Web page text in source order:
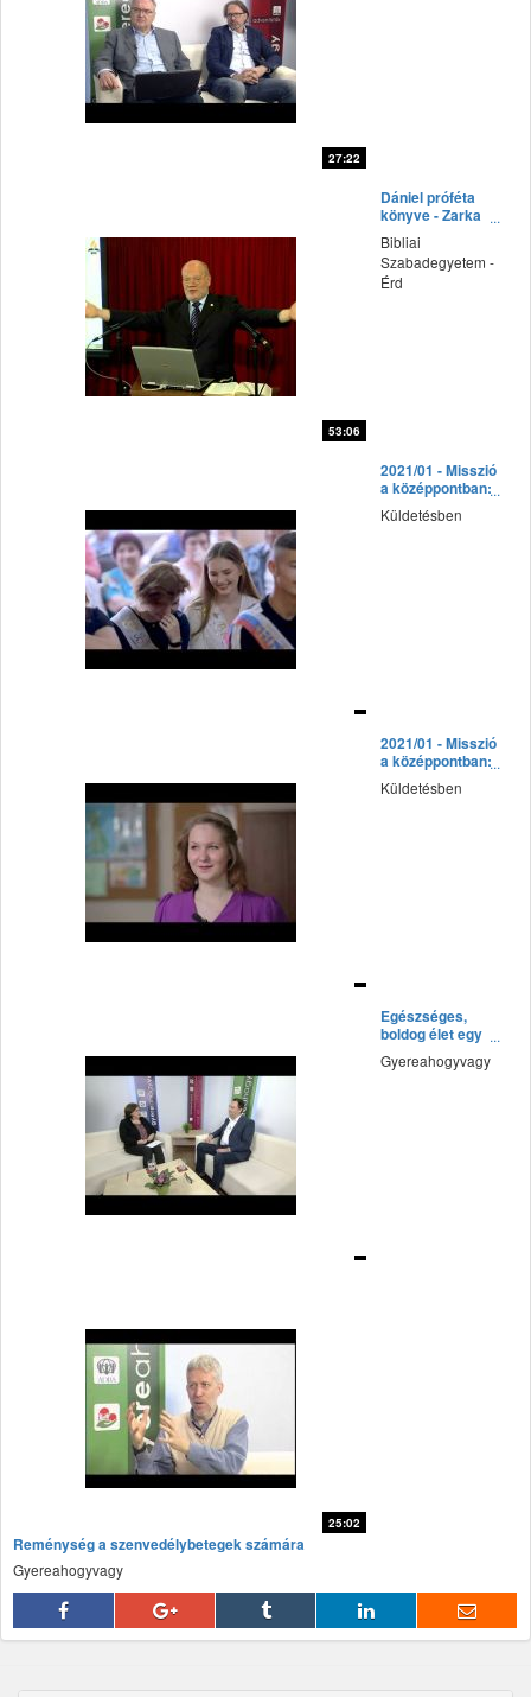
27:22
53:06
Dániel próféta
könyve - Zarka
Péter előadása
Bibliai
Szabadegyetem -
Érd
2021/01 - Misszió
a középpontban:
16. Túljelentkezés
– Oroszország
Küldetésben
2021/01 - Misszió
a középpontban:
3. Március:
Maradandó
Küldetésben
Egészséges,
boldog élet egy
életen át
Gyereahogyvagy
25:02
Reménység a szenvedélybetegek számára
Gyereahogyvagy